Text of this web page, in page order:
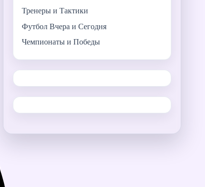
Тренеры и Тактики
Футбол Вчера и Сегодня
Чемпионаты и Победы